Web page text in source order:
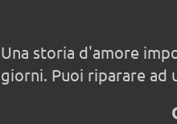
Una storia d'amore
giorni. Puoi riparare ad